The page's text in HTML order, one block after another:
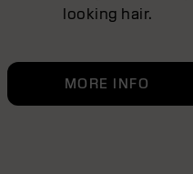
looking hair.
MORE INFO